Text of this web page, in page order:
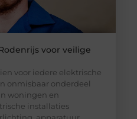
voor veilige
voor iedere elektrische
onmisbaar onderdeel
woningen en
installaties